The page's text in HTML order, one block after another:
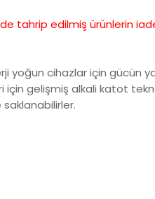
tahrip edilmiş ürünlerin
yoğun cihazlar için gücün
için gelişmiş alkali katot
saklanabilirler.